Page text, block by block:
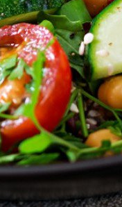
الهبارية
للفن الاسلامي